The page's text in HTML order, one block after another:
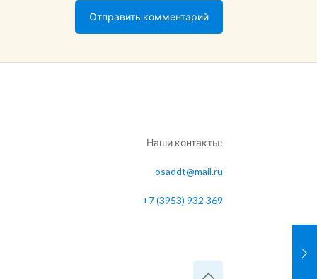
Наши контакты:
osaddt@mail.ru
+7 (3953) 932 369